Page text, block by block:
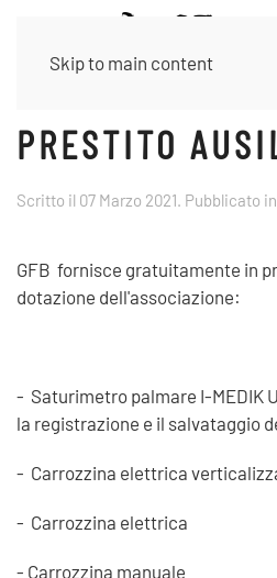
Skip to main content
PRESTITO
Scritto il 07 Marzo 2021. Pubblicato in
GFB fornisce gratuitamente in
dotazione dell'associazione:
- Saturimetro palmare I-MEDIK
la registrazione e il salvataggio
- Carrozzina elettrica
- Carrozzina elettrica
- Carrozzina manuale